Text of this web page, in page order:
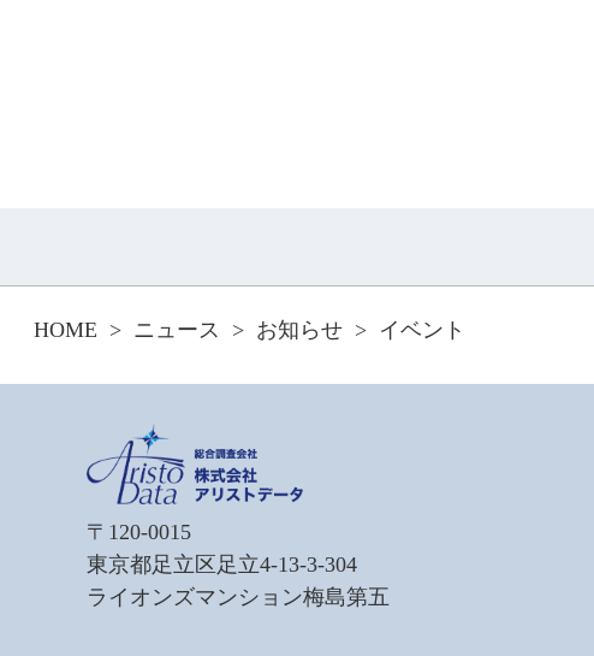
HOME ニュース お知らせ イベント
〒120-0015
東京都足立区足立4-13-3-304
ライオンズマンション梅島第五